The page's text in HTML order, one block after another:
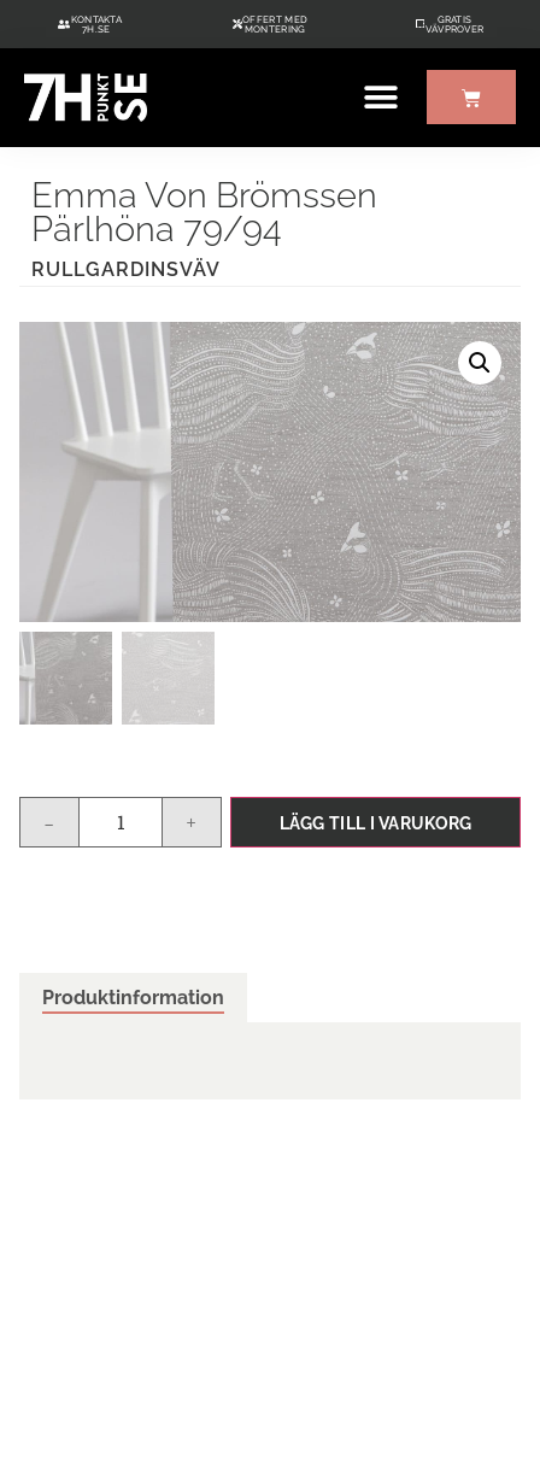
KONTAKTA
7H.SE
OFFERT MED
MONTERING
GRATIS
VÄVPROVER
Emma Von Brömssen
Pärlhöna 79/94
RULLGARDINSVÄV
- + LÄGG TILL I VARUKORG
Produktinformation